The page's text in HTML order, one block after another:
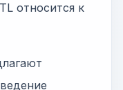
относится к